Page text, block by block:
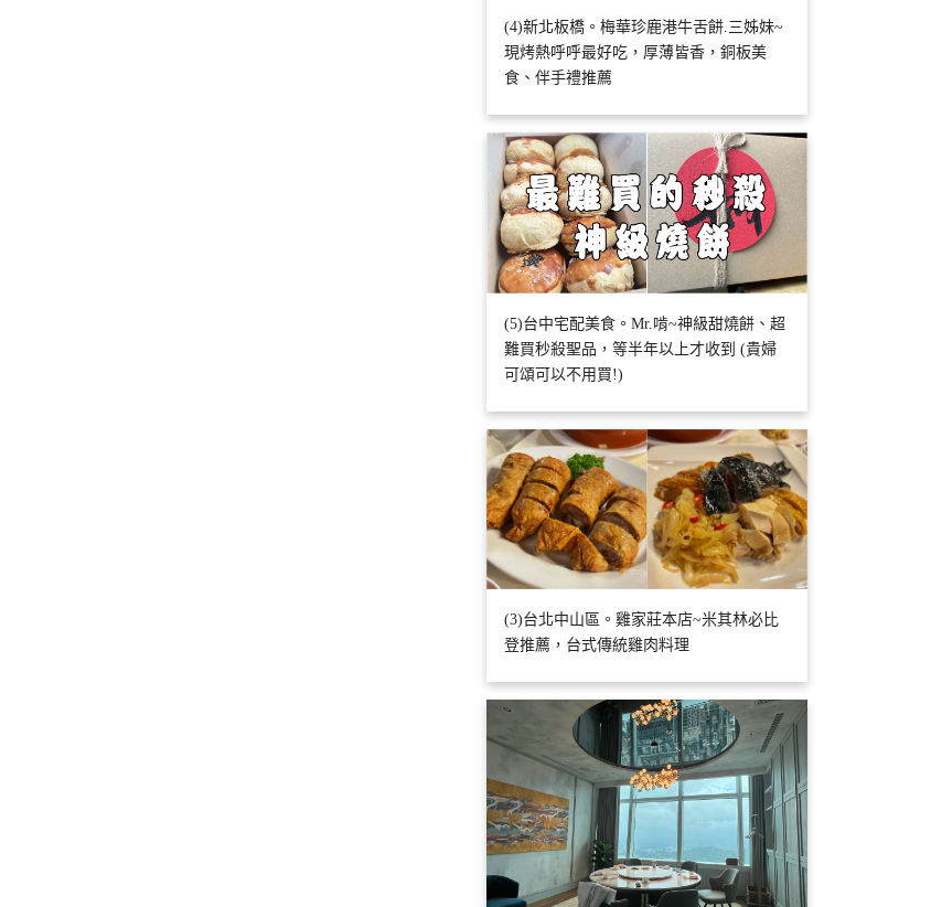
(4)新北板橋。梅華珍鹿港牛舌餅.三姊妹~
現烤熱呼呼最好吃，厚薄皆香，銅板美
食、伴手禮推薦
(5)台中宅配美食。Mr.啃~神級甜燒餅、超
難買秒殺聖品，等半年以上才收到 (貴婦
可頌可以不用買!)
(3)台北中山區。雞家莊本店~米其林必比
登推薦，台式傳統雞肉料理